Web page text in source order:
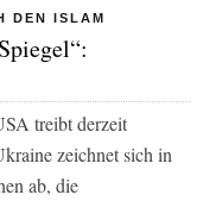
DEN ISLAM
treibt derzeit
zeichnet sich in
ab, die